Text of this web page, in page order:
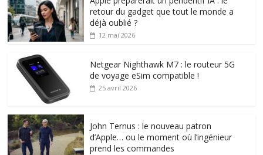
retour du gadget que tout le monde a
déjà oublié ?
12 mai 2026
Netgear Nighthawk M7 : le routeur 5G
de voyage eSim compatible !
25 avril 2026
John Ternus : le nouveau patron
d’Apple… ou le moment où l’ingénieur
prend les commandes